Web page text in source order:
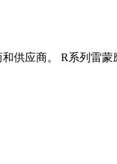
供应商。 R系列雷